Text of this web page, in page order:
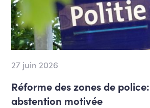
27 juin 2026
Réforme des zones de
abstention motivée